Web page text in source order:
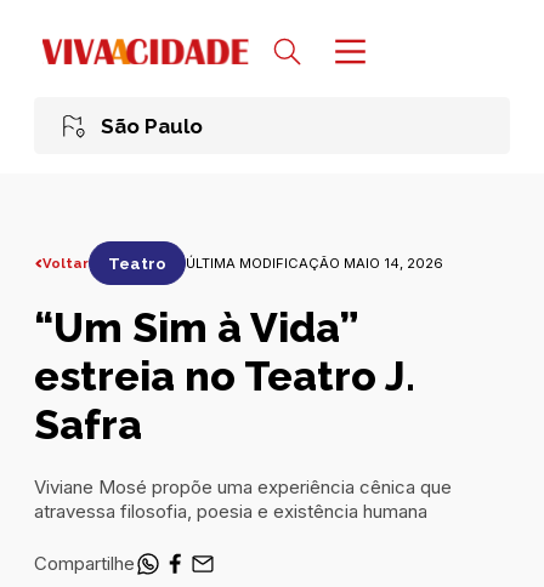
São Paulo
Voltar Teatro ÚLTIMA MODIFICAÇÃO MAIO 14, 2026
“Um Sim à Vida”
estreia no Teatro J.
Safra
Viviane Mosé propõe uma experiência cênica que
atravessa filosofia, poesia e existência humana
Compartilhe